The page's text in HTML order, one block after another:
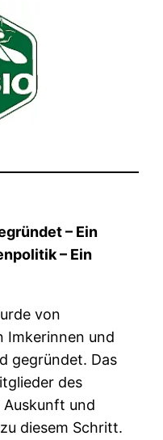
– Ein
– Ein
von
Imkerinnen und
gegründet. Das
des
und
diesem Schritt.